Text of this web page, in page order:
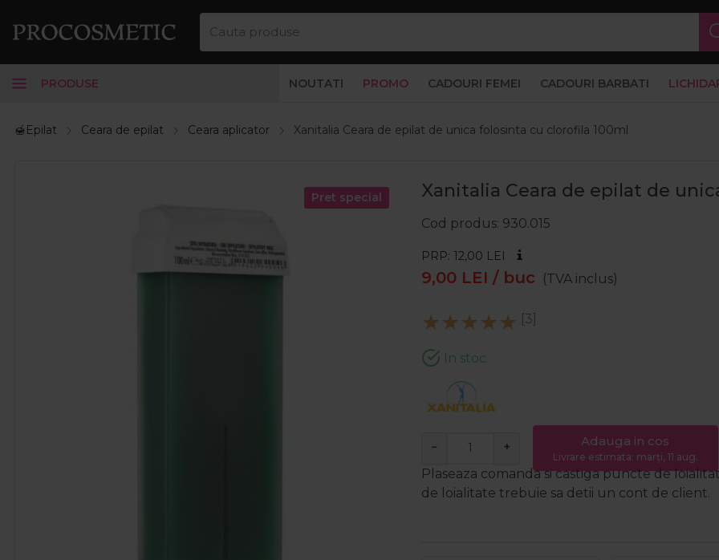
PRODUSE NOUTATI PROMO CADOURI FEMEI CADOURI BARBATI
🍯Epilat Ceara de epilat Ceara aplicator Xanitalia Ceara de epilat de unica folosinta cu clorofila 100ml
Pret special Xanitalia Ceara de epilat de
Cod produs 930.015
PRP: 12,00 LEI
9,00 LEI / buc (TVA inclus)
[3]
In stoc
− + Adauga in cos
Livrare estimata: marți, 11 aug.
Plaseaza comanda si castiga puncte de
de loialitate trebuie sa detii un cont de client.